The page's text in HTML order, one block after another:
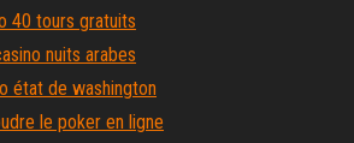
40 tours gratuits
nuits arabes
état de washington
le poker en ligne